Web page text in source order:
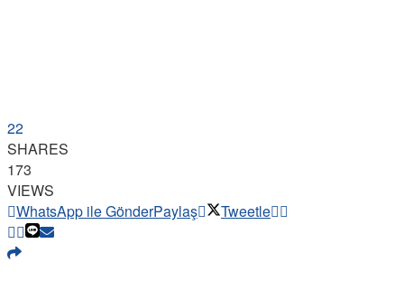
22
SHARES
173
VIEWS
WhatsApp ile GönderPaylaş Tweetle